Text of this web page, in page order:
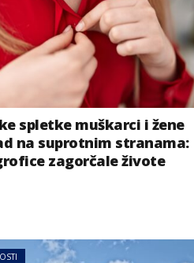
spletke muškarci i žene
na suprotnim stranama:
zagorčale živote